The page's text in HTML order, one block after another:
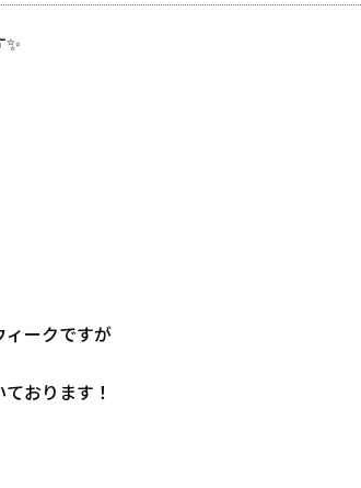
ークですが
おります！